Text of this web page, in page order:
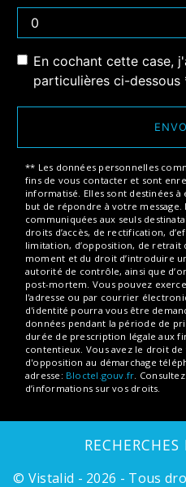
En cochant cette case,
particulières ci-dessous
** Les données personnelles
fins de vous contacter et sont
informatisé. Elles sont destinées à
but de répondre à votre
communiquées aux seuls
droits d’accès, de rectification,
limitation, d’opposition, de
moment et du droit d’introduire
autorité de contrôle, ainsi que
post-mortem. Vous pouvez
l'adresse ou par courrier
d'identité pourra vous être
données pendant la période de
durée de prescription légale aux
contentieux. Vous avez le droit
d'opposition au démarchage
adresse: Bloctel.gouv.fr .
d’informations sur vos droits.
© Vistalid - 2026 - Tous